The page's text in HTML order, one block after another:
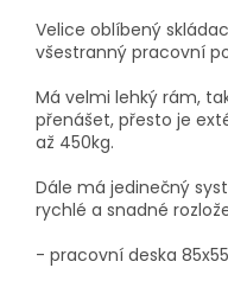
Velice oblíbený
všestranný pracovní
Má velmi lehký rám,
přenášet, přesto je
až 450kg.
Dále má jedinečný
rychlé a snadné
- pracovní deska